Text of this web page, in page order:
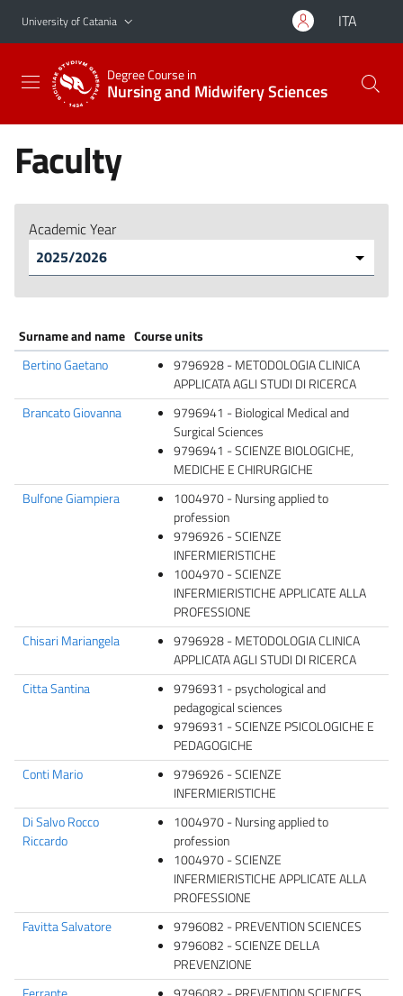
Go to main content
Go to navigation menu
University of Catania ITA
Degree Course in
Nursing and Midwifery Sciences
Faculty
Academic Year
Surname and name Course units
Bertino Gaetano
9796928 - METODOLOGIA CLINICA
APPLICATA AGLI STUDI DI RICERCA
Brancato Giovanna
9796941 - Biological Medical and
Surgical Sciences
9796941 - SCIENZE BIOLOGICHE,
MEDICHE E CHIRURGICHE
Bulfone Giampiera
1004970 - Nursing applied to
profession
9796926 - SCIENZE
INFERMIERISTICHE
1004970 - SCIENZE
INFERMIERISTICHE APPLICATE ALLA
PROFESSIONE
Chisari Mariangela
9796928 - METODOLOGIA CLINICA
APPLICATA AGLI STUDI DI RICERCA
Citta Santina
9796931 - psychological and
pedagogical sciences
9796931 - SCIENZE PSICOLOGICHE E
PEDAGOGICHE
Conti Mario
9796926 - SCIENZE
INFERMIERISTICHE
Di Salvo Rocco
Riccardo
1004970 - Nursing applied to
profession
1004970 - SCIENZE
INFERMIERISTICHE APPLICATE ALLA
PROFESSIONE
Favitta Salvatore
9796082 - PREVENTION SCIENCES
9796082 - SCIENZE DELLA
PREVENZIONE